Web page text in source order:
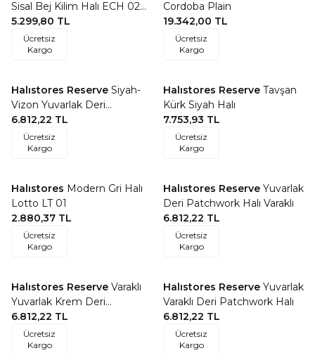
Sisal Bej Kilim Halı ECH 02
Natural
5.299,80 TL
Ücretsiz
Kargo
Cordoba Plain
19.342,00 TL
Ücretsiz
Kargo
Favorilere Ekle
Halıstores Reserve Siyah-
Vizon Yuvarlak Deri
Patchwork Halı
6.812,22 TL
Ücretsiz
Kargo
Favorilere Ekle
Halıstores Reserve Tavşan
Kürk Siyah Halı
7.753,93 TL
Ücretsiz
Kargo
Favorilere Ekle
Halıstores Modern Gri Halı
Lotto LT 01
2.880,37 TL
Ücretsiz
Kargo
Favorilere Ekle
Halıstores Reserve Yuvarlak
Deri Patchwork Halı Varaklı
6.812,22 TL
Ücretsiz
Kargo
Favorilere Ekle
Halıstores Reserve Varaklı
Yuvarlak Krem Deri
Patchwork Halı
6.812,22 TL
Ücretsiz
Kargo
Favorilere Ekle
Halıstores Reserve Yuvarlak
Varaklı Deri Patchwork Halı
6.812,22 TL
Ücretsiz
Kargo